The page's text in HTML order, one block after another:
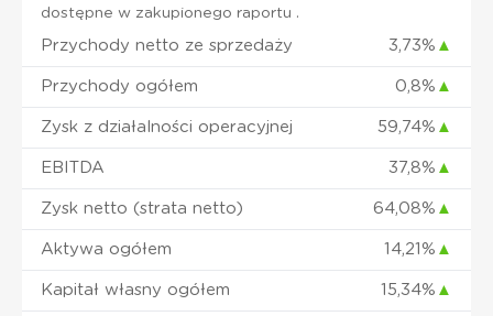
dostępne w zakupionego raportu .
Przychody netto ze sprzedaży 3,73% ▲
Przychody ogółem 0,8% ▲
Zysk z działalności operacyjnej 59,74% ▲
EBITDA 37,8% ▲
Zysk netto (strata netto) 64,08% ▲
Aktywa ogółem 14,21% ▲
Kapitał własny ogółem 15,34% ▲